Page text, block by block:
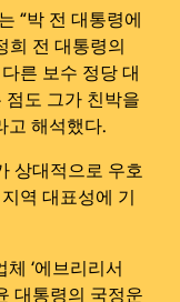
“박 전 대통령에
희 전 대통령의
른 보수 정당 대
도 그가 친박을
고 해석했다.
상대적으로 우호
역 대표성에 기
체 ‘에브리리서
대통령의 국정운